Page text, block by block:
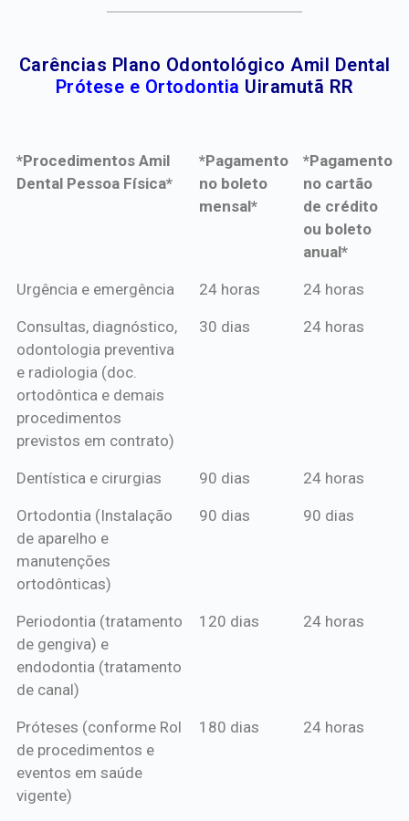
Carências Plano Odontológico Amil Dental
Prótese e Ortodontia Uiramutã RR
*Procedimentos Amil
Dental Pessoa Física*
*Pagamento
no boleto
mensal*
*Pagamento
no cartão
de crédito
ou boleto
anual*
*Procedimentos Amil
*Pagamento
mensal*
*Pagamento
de crédito
Urgência e emergência 24 horas 24 horas
Consultas, diagnóstico,
odontologia preventiva
e radiologia (doc.
ortodôntica e demais
procedimentos
previstos em contrato)
30 dias 24 horas
Dentística e cirurgias 90 dias 24 horas
Ortodontia (Instalação
de aparelho e
manutenções
ortodônticas)
90 dias 90 dias
Periodontia (tratamento
de gengiva) e
endodontia (tratamento
de canal)
120 dias 24 horas
Próteses (conforme Rol
de procedimentos e
eventos em saúde
vigente)
180 dias 24 horas